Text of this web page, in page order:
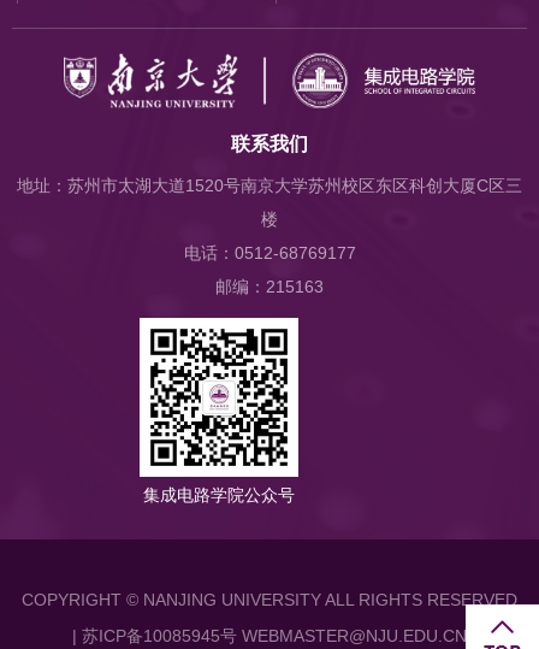
联系我们
地址：苏州市太湖大道1520号南京大学苏州校区东区科创大厦C区三
楼
电话：0512-68769177
邮编：215163
集成电路学院公众号
COPYRIGHT © NANJING UNIVERSITY ALL RIGHTS RESERVED
| 苏ICP备10085945号 WEBMASTER@NJU.EDU.CN